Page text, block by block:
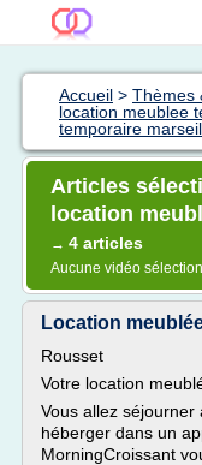
Accueil > Thèmes
location meublee
temporaire
Articles
location
→ 4 articles
Aucune vidéo
Location
Rousset
Votre location
Vous allez
héberger dans un
MorningCroissant